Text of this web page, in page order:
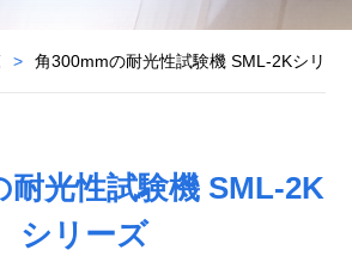
> 角300mmの耐光性試験機 SML-2Kシリー
耐光性試験機 SML-2K
シリーズ